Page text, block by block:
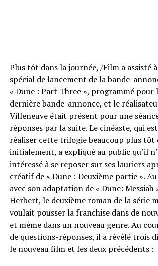
Plus tôt dans la journée, /Film a assisté
spécial de lancement de la bande-
« Dune : Part Three », programmé pour
dernière bande-annonce, et le
Villeneuve était présent pour une
réponses par la suite. Le cinéaste, qui
réaliser cette trilogie beaucoup plus tôt
initialement, a expliqué au public qu’il
intéressé à se reposer sur ses lauriers
créatif de « Dune : Deuxième partie ».
avec son adaptation de « Dune: Messiah
Herbert, le deuxième roman de la série
voulait pousser la franchise dans de
et même dans un nouveau genre. Au
de questions-réponses, il a révélé trois
le nouveau film et les deux précédents :